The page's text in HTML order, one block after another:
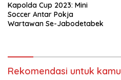
Kapolda Cup 2023: Mini
Soccer Antar Pokja
Wartawan Se-Jabodetabek
Rekomendasi untuk kamu